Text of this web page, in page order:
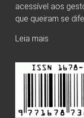
acessível aos
que queiram se
Leia mais